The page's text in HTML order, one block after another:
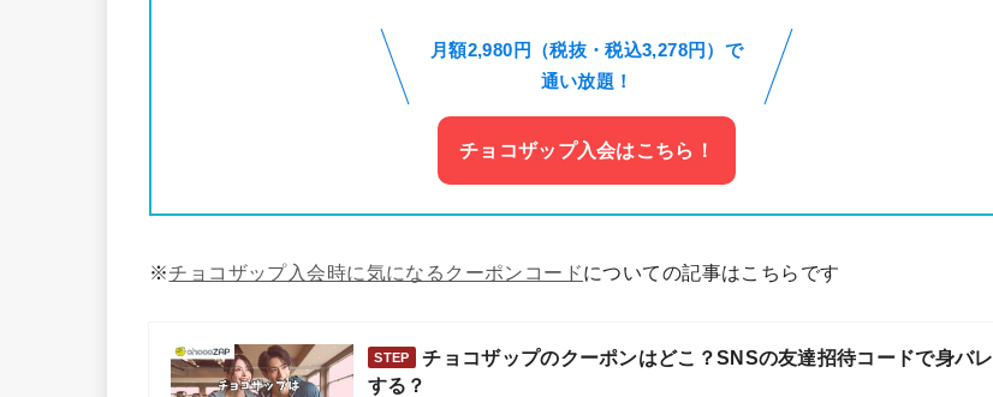
月額2,980円（税抜・税込3,278円）で
通い放題！
チョコザップ入会はこちら！
※チョコザップ入会時に気になるクーポンコードについての記事はこちらです
STEP
チョコザップのクーポンはどこ？SNSの友達招待コードで身バレ
する？